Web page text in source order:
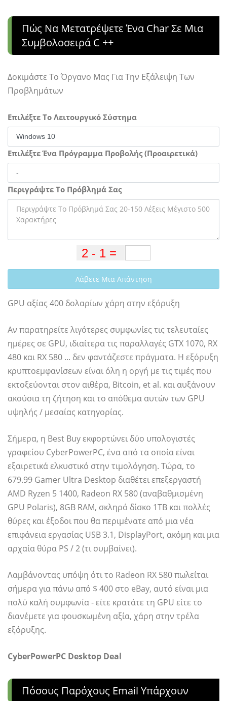
Πώς Να Μετατρέψετε Ένα Char Σε Μια
Συμβολοσειρά C ++
Δοκιμάστε Το Όργανο Μας Για Την Εξάλειψη Των
Προβλημάτων
Επιλέξτε Το Λειτουργικό Σύστημα
Επιλέξτε Ένα Πρόγραμμα Προβολής (Προαιρετικά)
Περιγράψτε Το Πρόβλημά Σας
Λάβετε Μια Απάντηση
GPU αξίας 400 δολαρίων χάρη στην εξόρυξη
Αν παρατηρείτε λιγότερες συμφωνίες τις τελευταίες
ημέρες σε GPU, ιδιαίτερα τις παραλλαγές GTX 1070, RX
480 και RX 580 ... δεν φαντάζεστε πράγματα. Η εξόρυξη
κρυπτοεμφανίσεων είναι όλη η οργή με τις τιμές που
εκτοξεύονται στον αιθέρα, Bitcoin, et al. και αυξάνουν
ακούσια τη ζήτηση και το απόθεμα αυτών των GPU
υψηλής / μεσαίας κατηγορίας.
Σήμερα, η Best Buy εκφορτώνει δύο υπολογιστές
γραφείου CyberPowerPC, ένα από τα οποία είναι
εξαιρετικά ελκυστικό στην τιμολόγηση. Τώρα, το
679.99 Gamer Ultra Desktop διαθέτει επεξεργαστή
AMD Ryzen 5 1400, Radeon RX 580 (αναβαθμισμένη
GPU Polaris), 8GB RAM, σκληρό δίσκο 1TB και πολλές
θύρες και έξοδοι που θα περιμένατε από μια νέα
επιφάνεια εργασίας USB 3.1, DisplayPort, ακόμη και μια
αρχαία θύρα PS / 2 (τι συμβαίνει).
Λαμβάνοντας υπόψη ότι το Radeon RX 580 πωλείται
σήμερα για πάνω από $ 400 στο eBay, αυτό είναι μια
πολύ καλή συμφωνία - είτε κρατάτε τη GPU είτε το
διανέμετε για φουσκωμένη αξία, χάρη στην τρέλα
εξόρυξης.
CyberPowerPC Desktop Deal
Πόσους Παρόχους Email Υπάρχουν